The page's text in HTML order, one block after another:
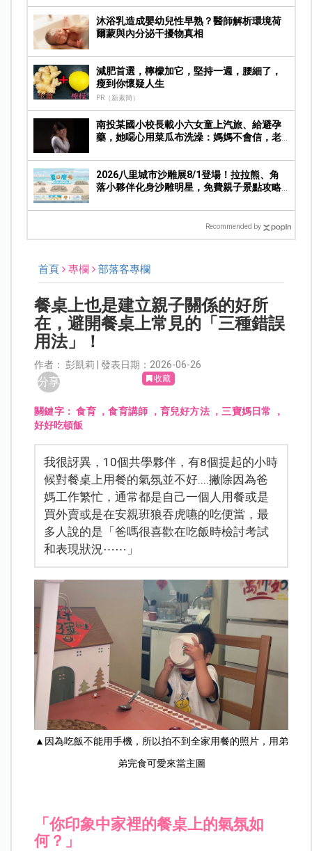
沐浴乳造成嬰幼兒性早熟？醫師解析環境荷
爾蒙與內分泌干擾物真相
減肥首選，檸檬加它，堅持一週，腰細了，
瘦到你懷疑人生
PR（新素簡）
南投某國小校長載小六女童上汽旅、給避孕
藥，她噁心用菜瓜布洗澡：媽媽不會信，老
2026八里城市沙雕展8/1登場！拉拉熊、角
落小夥伴化身沙雕明星，免費親子景點攻略
Recommended by
首頁 專欄 部落客專欄
餐桌上也是建立親子關係的好所
在，避開餐桌上常見的「三種錯誤
用法」！
作者： 彭凱莉 | 發表日期：2026-06-26
分享 收藏
關鍵字：食育 ，食育講師 ，育兒好方法 ，三寶媽日常 ，
好好吃頓飯
我很訝異，10個共學夥伴，有8個提起的小時
候對餐桌上用餐的氣氛並不好....撇除因為爸
媽工作繁忙，通常都是自己一個人用餐或是
買外賣或是在安親班狼吞虎嚥的吃便當，最
多人說的是「爸嗎很喜歡在吃飯時檢討考試
和表現狀況⋯⋯」
▲因為吃飯不能用手機，所以拍不到全家用餐的照片，用弟
弟完食可愛來當主圖
「你印象中家裡的餐桌上的氣氛如
何？」